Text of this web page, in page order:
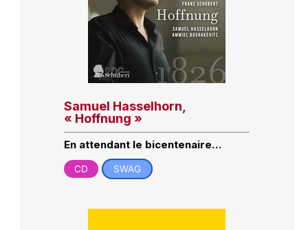
Samuel Hasselhorn,
« Hoffnung »
En attendant le bicentenaire…
CD SWAG